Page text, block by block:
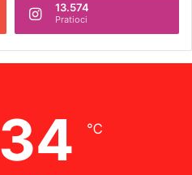
13.574
Pratioci
34 ℃